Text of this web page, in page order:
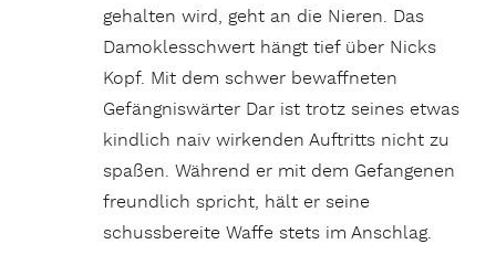
gehalten wird, geht an die Nieren. Das
Damoklesschwert hängt tief über Nicks
Kopf. Mit dem schwer bewaffneten
Gefängniswärter Dar ist trotz seines etwas
kindlich naiv wirkenden Auftritts nicht zu
spaßen. Während er mit dem Gefangenen
freundlich spricht, hält er seine
schussbereite Waffe stets im Anschlag.